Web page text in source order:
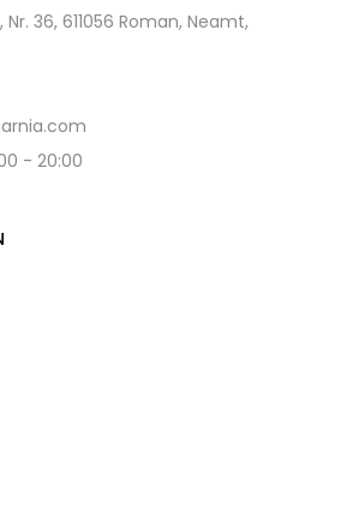
36, 611056 Roman, Neamt,
- 20:00